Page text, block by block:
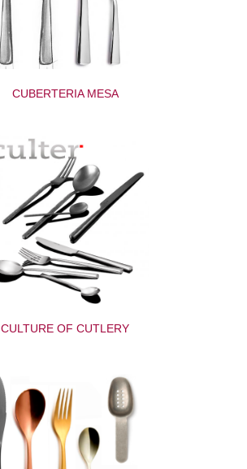
CUBERTERIA MESA
CULTURE OF CUTLERY